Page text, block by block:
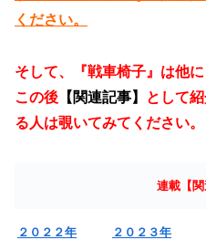
ください。
そして、『戦車椅子』は他
この後 【関連記事】
として
る人は覗いてみてください。
連載【関
２０２２年 ２０２３年